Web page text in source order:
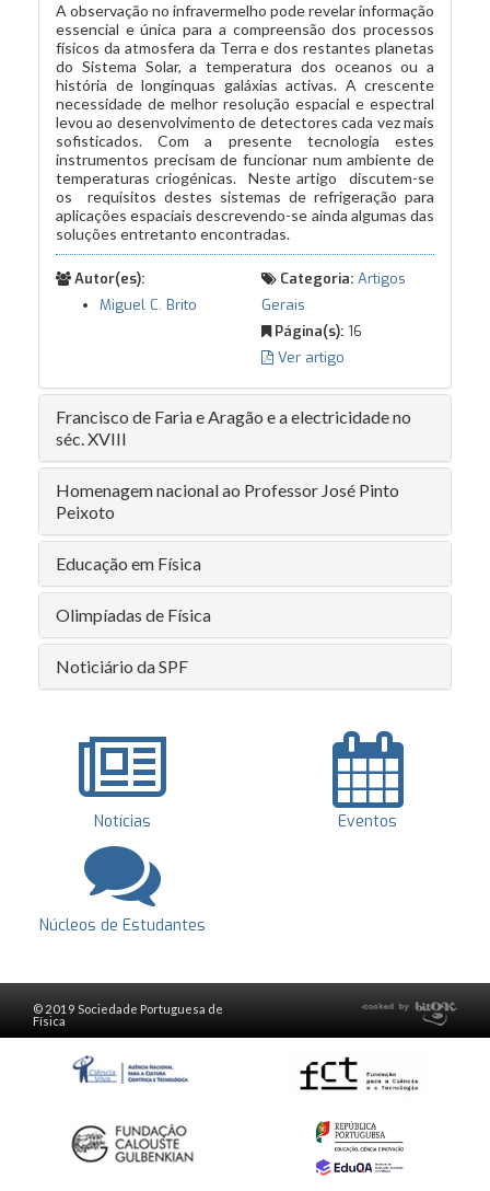
A observação no infravermelho pode revelar informação
essencial e única para a compreensão dos processos
físicos da atmosfera da Terra e dos restantes planetas
do Sistema Solar, a temperatura dos oceanos ou a
história de longínquas galáxias activas. A crescente
necessidade de melhor resolução espacial e espectral
levou ao desenvolvimento de detectores cada vez mais
sofisticados. Com a presente tecnologia estes
instrumentos precisam de funcionar num ambiente de
temperaturas criogénicas. Neste artigo discutem-se
os requisitos destes sistemas de refrigeração para
aplicações espaciais descrevendo-se ainda algumas das
soluções entretanto encontradas.
Autor(es):
Miguel C. Brito
Categoria: Artigos
Gerais
Página(s): 16
Ver artigo
Francisco de Faria e Aragão e a electricidade no
séc. XVIII
Homenagem nacional ao Professor José Pinto
Peixoto
Educação em Física
Olimpíadas de Física
Noticiário da SPF
Notícias Eventos
Núcleos de Estudantes
© 2019 Sociedade Portuguesa de
Física